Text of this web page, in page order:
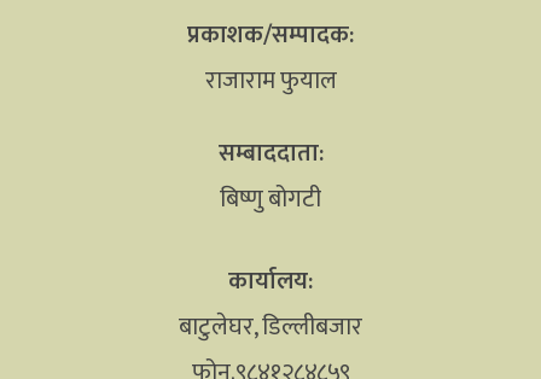
प्रकाशक/सम्पादक:
राजाराम फुयाल
सम्बाददाता:
बिष्णु बोगटी
कार्यालय:
बाटुलेघर, डिल्लीबजार